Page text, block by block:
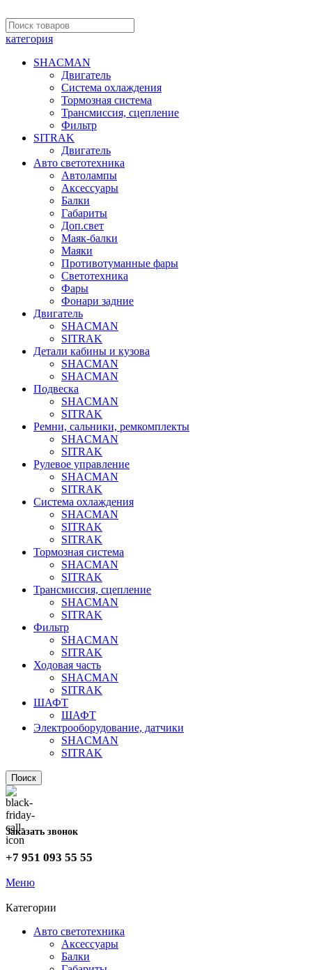
категория
SHACMAN
Двигатель
Система охлаждения
Тормозная система
Трансмиссия, сцепление
Фильтр
SITRAK
Двигатель
Авто светотехника
Автолампы
Аксессуары
Балки
Габариты
Доп.свет
Маяк-балки
Маяки
Противотуманные фары
Светотехника
Фары
Фонари задние
Двигатель
SHACMAN
SITRAK
Детали кабины и кузова
SHACMAN
SHACMAN
Подвеска
SHACMAN
SITRAK
Ремни, сальники, ремкомплекты
SHACMAN
SITRAK
Рулевое управление
SHACMAN
SITRAK
Система охлаждения
SHACMAN
SITRAK
SITRAK
Тормозная система
SHACMAN
SITRAK
Трансмиссия, сцепление
SHACMAN
SITRAK
Фильтр
SHACMAN
SITRAK
Ходовая часть
SHACMAN
SITRAK
ШАФТ
ШАФТ
Электрооборудование, датчики
SHACMAN
SITRAK
Поиск
Заказать звонок
+7 951 093 55 55
Меню
Категории
Авто светотехника
Аксессуары
Балки